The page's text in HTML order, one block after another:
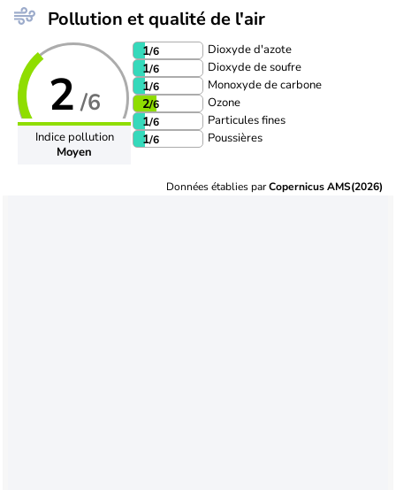
Pollution et qualité de l'air
2 /6
Indice pollution
Moyen
1/6 Dioxyde d'azote
1/6 Dioxyde de soufre
1/6 Monoxyde de carbone
2/6 Ozone
1/6 Particules fines
1/6 Poussières
Données établies parCopernicus AMS(2026)